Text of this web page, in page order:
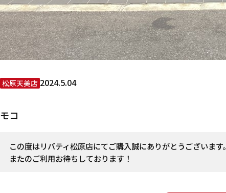
松原天美店 2024.5.04
モコ
この度はリバティ松原店にてご購入誠にありがとうございます。
またのご利用お待ちしております！